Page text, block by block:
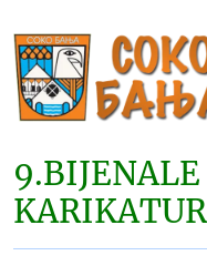
9.BIJENALE